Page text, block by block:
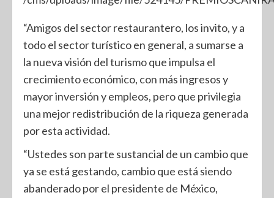
“Amigos del sector restaurantero, los invito, y a
todo el sector turístico en general, a sumarse a
la nueva visión del turismo que impulsa el
crecimiento económico, con más ingresos y
mayor inversión y empleos, pero que privilegia
una mejor redistribución de la riqueza generada
por esta actividad.
“Ustedes son parte sustancial de un cambio que
ya se está gestando, cambio que está siendo
abanderado por el presidente de México,